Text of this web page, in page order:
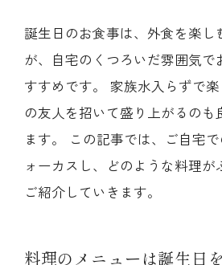
誕生日のお食事は、外食を楽し
が、自宅のくつろいだ雰囲気で
すすめです。 家族水入らずで
の友人を招いて盛り上がるのも
ます。 この記事では、ご自宅
ォーカスし、どのような料理が
ご紹介していきます。
料理のメニューは誕生日